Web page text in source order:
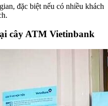
đặc biệt nếu có nhiều khách
cây ATM Vietinbank